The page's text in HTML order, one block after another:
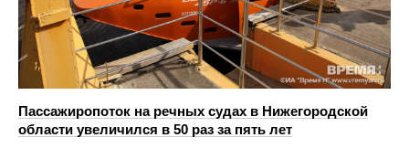
Пассажиропоток на речных судах в Нижегородской
области увеличился в 50 раз за пять лет